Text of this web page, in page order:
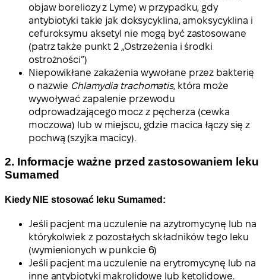
objaw boreliozy z Lyme) w przypadku, gdy
antybiotyki takie jak doksycyklina, amoksycyklina i
cefuroksymu aksetyl nie mogą być zastosowane
(patrz także punkt 2 „Ostrzeżenia i środki
ostrożności”)
Niepowikłane zakażenia wywołane przez bakterię
o nazwie Chlamydia trachomatis, która może
wywoływać zapalenie przewodu
odprowadzającego mocz z pęcherza (cewka
moczowa) lub w miejscu, gdzie macica łączy się z
pochwą (szyjka macicy).
2. Informacje ważne przed zastosowaniem leku
Sumamed
Kiedy NIE stosować leku Sumamed:
Jeśli pacjent ma uczulenie na azytromycynę lub na
którykolwiek z pozostałych składników tego leku
(wymienionych w punkcie 6)
Jeśli pacjent ma uczulenie na erytromycynę lub na
inne antybiotyki makrolidowe lub ketolidowe.